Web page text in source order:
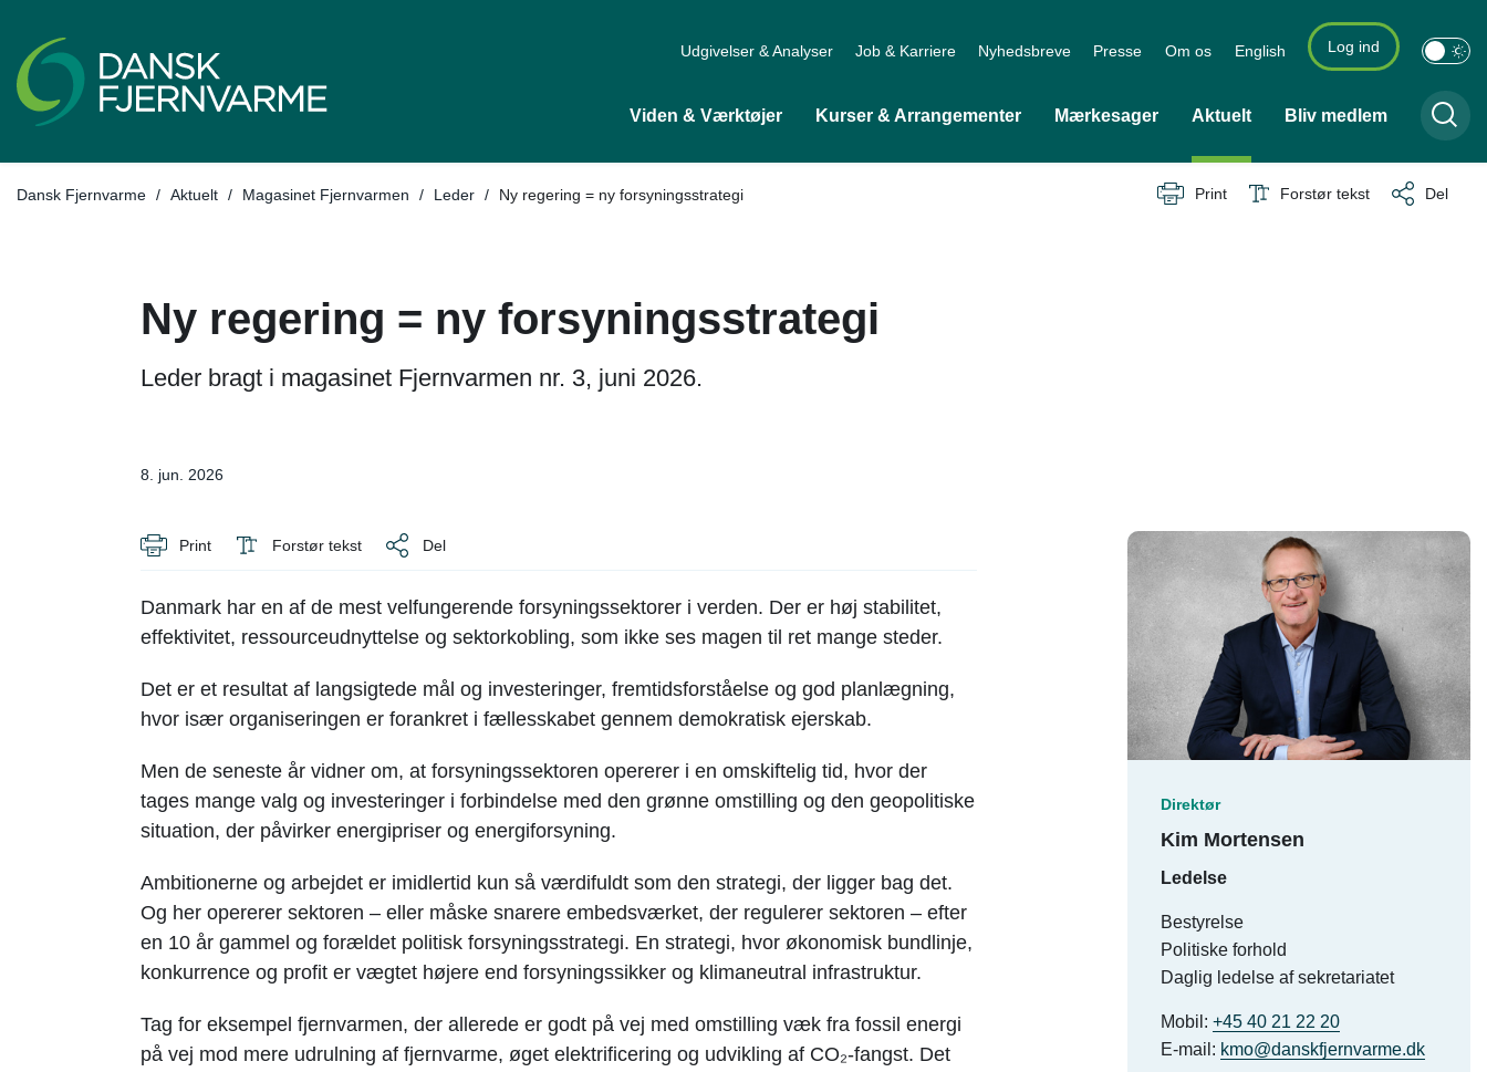
Udgivelser & Analyser Job & Karriere Nyhedsbreve Presse Om os English Log ind
Viden & Værktøjer Kurser & Arrangementer Mærkesager Aktuelt Bliv medlem
Dansk Fjernvarme / Aktuelt / Magasinet Fjernvarmen / Tilbage til
Leder / Ny regering = ny forsyningsstrategi Print Forstør tekst Del
Ny regering = ny forsyningsstrategi
Leder bragt i magasinet Fjernvarmen nr. 3, juni 2026.
8. jun. 2026
Print Forstør tekst Del
Danmark har en af de mest velfungerende forsyningssektorer i verden. Der er høj stabilitet,
effektivitet, ressourceudnyttelse og sektorkobling, som ikke ses magen til ret mange steder.
Det er et resultat af langsigtede mål og investeringer, fremtidsforståelse og god planlægning,
hvor især organiseringen er forankret i fællesskabet gennem demokratisk ejerskab.
Men de seneste år vidner om, at forsyningssektoren opererer i en omskiftelig tid, hvor der
tages mange valg og investeringer i forbindelse med den grønne omstilling og den geopolitiske
situation, der påvirker energipriser og energiforsyning.
Ambitionerne og arbejdet er imidlertid kun så værdifuldt som den strategi, der ligger bag det.
Og her opererer sektoren – eller måske snarere embedsværket, der regulerer sektoren – efter
en 10 år gammel og forældet politisk forsyningsstrategi. En strategi, hvor økonomisk bundlinje,
konkurrence og profit er vægtet højere end forsyningssikker og klimaneutral infrastruktur.
Tag for eksempel fjernvarmen, der allerede er godt på vej med omstilling væk fra fossil energi
på vej mod mere udrulning af fjernvarme, øget elektrificering og udvikling af CO₂-fangst. Det
Direktør
Kim Mortensen
Ledelse
Bestyrelse
Politiske forhold
Daglig ledelse af sekretariatet
Mobil:+45 40 21 22 20
E-mail: kmo@danskfjernvarme.dk